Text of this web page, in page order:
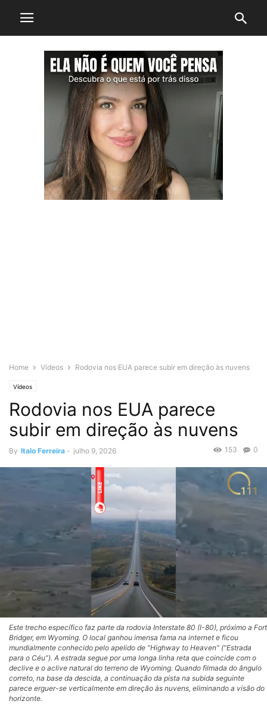
Home Vídeos Rodovia nos EUA parece subir em direção às nuvens
Vídeos
Rodovia nos EUA parece
subir em direção às nuvens
By Italo Ferreira - julho 9, 2026 0
153
Este trecho específico faz parte da rodovia Interstate 80 (I-80), próximo a Fort
Bridger, em Wyoming. O local ganhou imensa fama na internet e ficou
mundialmente conhecido pelo apelido de “Highway to Heaven” (“Estrada
para o Céu”). A estrada segue por uma longa linha reta que coincide com o
declive e o aclive natural do terreno de Wyoming. Quando filmada do ângulo
correto, na base da descida, a continuação da pista na subida seguinte
parece erguer-se verticalmente em direção às nuvens, eliminando a visão do
horizonte.